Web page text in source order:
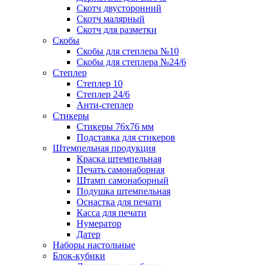
Скотч двусторонний
Скотч малярный
Скотч для разметки
Скобы
Скобы для степлера №10
Скобы для степлера №24/6
Степлер
Степлер 10
Степлер 24/6
Анти-степлер
Стикеры
Стикеры 76x76 мм
Подставка для стикеров
Штемпельная продукция
Краска штемпельная
Печать самонаборная
Штамп самонаборный
Подушка штемпельная
Оснастка для печати
Касса для печати
Нумератор
Датер
Наборы настольные
Блок-кубики